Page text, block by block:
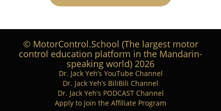
© MotorControl.School (The largest motor
control education platform in the Mandarin-
speaking world) 2026
Dr. Jack Yeh’s YouTube Channel
Dr. Jack Yeh’s BiliBili Channel
Dr. Jack Yeh’s PODCAST Channel
Apply to Join the Affiliate Program